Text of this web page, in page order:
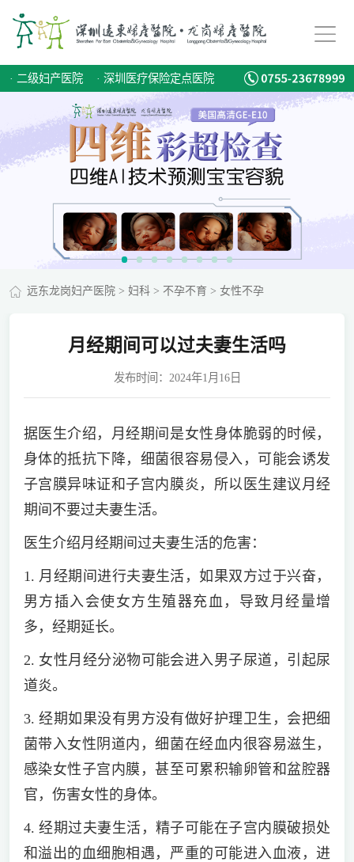
· 二级妇产医院 · 深圳医疗保险定点医院
远东龙岗妇产医院> 妇科> 不孕不育 > 女性不孕
月经期间可以过夫妻生活吗
发布时间：2024年1月16日
据医生介绍，月经期间是女性身体脆弱的时候，
身体的抵抗下降，细菌很容易侵入，可能会诱发
子宫膜异味证和子宫内膜炎，所以医生建议月经
期间不要过夫妻生活。
医生介绍月经期间过夫妻生活的危害：
1. 月经期间进行夫妻生活，如果双方过于兴奋，
男方插入会使女方生殖器充血，导致月经量增
多，经期延长。
2. 女性月经分泌物可能会进入男子尿道，引起尿
道炎。
3. 经期如果没有男方没有做好护理卫生，会把细
菌带入女性阴道内，细菌在经血内很容易滋生，
感染女性子宫内膜，甚至可累积输卵管和盆腔器
官，伤害女性的身体。
4. 经期过夫妻生活，精子可能在子宫内膜破损处
和溢出的血细胞相遇，严重的可能进入血液，进